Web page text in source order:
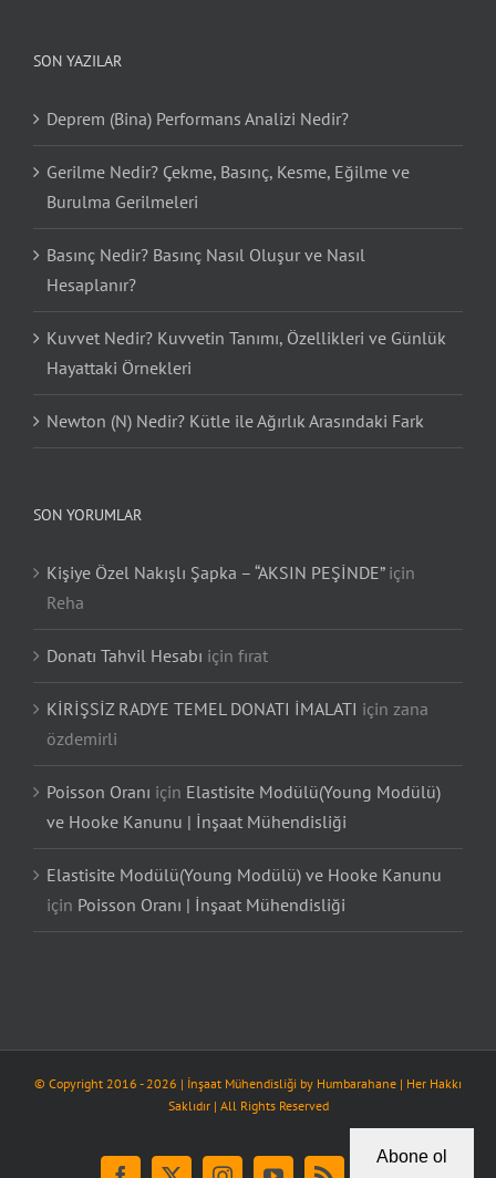
SON YAZILAR
Deprem (Bina) Performans Analizi Nedir?
Gerilme Nedir? Çekme, Basınç, Kesme, Eğilme ve
Burulma Gerilmeleri
Basınç Nedir? Basınç Nasıl Oluşur ve Nasıl
Hesaplanır?
Kuvvet Nedir? Kuvvetin Tanımı, Özellikleri ve Günlük
Hayattaki Örnekleri
Newton (N) Nedir? Kütle ile Ağırlık Arasındaki Fark
SON YORUMLAR
Kişiye Özel Nakışlı Şapka – “AKSIN PEŞİNDE”için
Reha
Donatı Tahvil Hesabı için fırat
KİRİŞSİZ RADYE TEMEL DONATI İMALATI için zana
özdemirli
Poisson Oranı için Elastisite Modülü(Young Modülü)
ve Hooke Kanunu | İnşaat Mühendisliği
Elastisite Modülü(Young Modülü) ve Hooke Kanunu
için Poisson Oranı | İnşaat Mühendisliği
© Copyright 2016 -2026 | İnşaat Mühendisliği by Humbarahane | Her Hakkı
Saklıdır | All Rights Reserved
Abone ol